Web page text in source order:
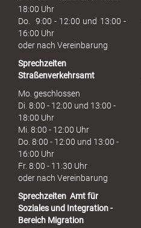
h
18:00 Uhr
Do. 9:00 - 12:00 und 13:00 -
16:00 Uhr
oder nach Vereinbarung
Sprechzeiten
Straßenverkehrsamt
Mo. geschlossen
Di. 8:00 - 12:00 und 13:00 -
18:00 Uhr
Mi. 8:00 - 12:00 Uhr
Do. 8:00 - 12:00 und 13:00 -
16:00 Uhr
Fr. 8:00 - 11:30 Uhr
oder nach Vereinbarung
Sprechzeiten Amt für
Soziales und Integration -
Bereich Migration